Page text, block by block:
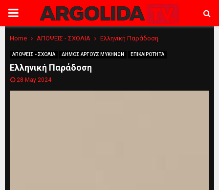
PRIMARY
MENU
Home ΑΠΟΨΕΙΣ - ΣΧΟΛΙΑ Ελληνική Παράδοση
ΑΠΟΨΕΙΣ - ΣΧΟΛΙΑ ΔΗΜΟΣ ΑΡΓΟΥΣ ΜΥΚΗΝΩΝ ΕΠΙΚΑΙΡΟΤΗΤΑ
Ελληνική Παράδοση
28 May 2024